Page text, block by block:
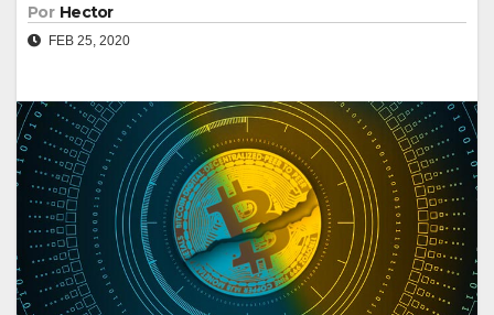
Por Hector
FEB 25, 2020